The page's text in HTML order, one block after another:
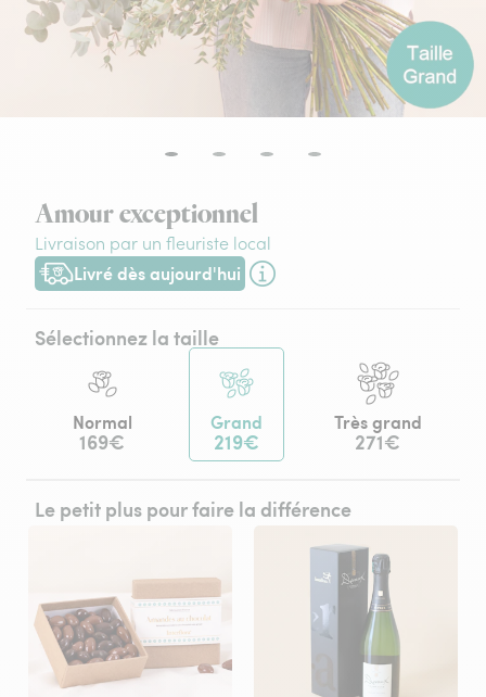
Amour exceptionnel
Livraison par un fleuriste local
Livré dès aujourd'hui
Livraison dès aujourd'hui (pour toute commande passée
Sélectionnez la taille
Normal
169€
Grand
219€
Très grand
271€
Le petit plus pour faire la différence